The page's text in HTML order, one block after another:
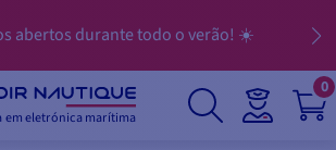
abertos durante todo o verão! ☀️
em eletrónica marítima
0